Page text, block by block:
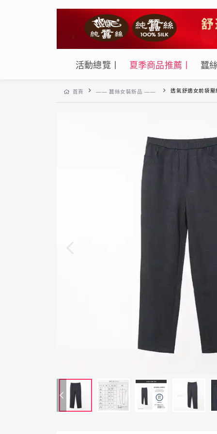
活動總覽丨 夏季商品推薦丨 蠶
首頁 —— 蠶絲女裝新品 —— 透氣舒適女前袋壓線設計蠶